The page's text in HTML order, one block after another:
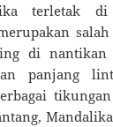
terletak di
di nantikan
panjang